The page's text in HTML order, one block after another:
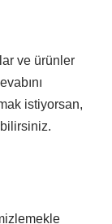
ve ürünler
istiyorsan,